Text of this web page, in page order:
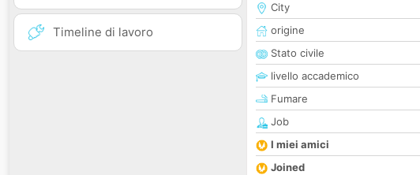
Timeline di lavoro
City
origine
Stato civile
livello accademico
Fumare
Job
I miei amici
Joined